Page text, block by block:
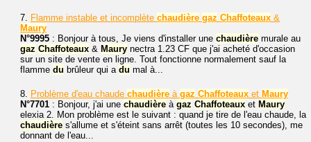
7. Flamme instable et incomplète chaudière gaz Chaffoteaux &
Maury
N°9995 : Bonjour à tous, Je viens d'installer une chaudière murale au
gaz Chaffoteaux & Maury nectra 1.23 CF que j'ai acheté d'occasion
sur un site de vente en ligne. Tout fonctionne normalement sauf la
flamme du brûleur qui a du mal à...
8. Problème d'eau chaude chaudière à gaz Chaffoteaux et Maury
N°7701 : Bonjour, j'ai une chaudière à gaz Chaffoteaux et Maury
elexia 2. Mon problème est le suivant : quand je tire de l'eau chaude, la
chaudière s'allume et s'éteint sans arrêt (toutes les 10 secondes), me
donnant de l'eau...